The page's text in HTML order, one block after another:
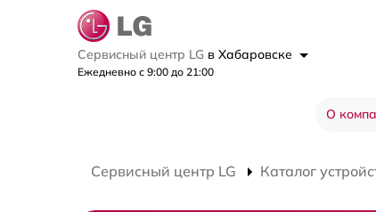
Сервисный центр LG в Хабаровске
Ежедневно с 9:00 до 21:00
О
Сервисный центр LG Каталог